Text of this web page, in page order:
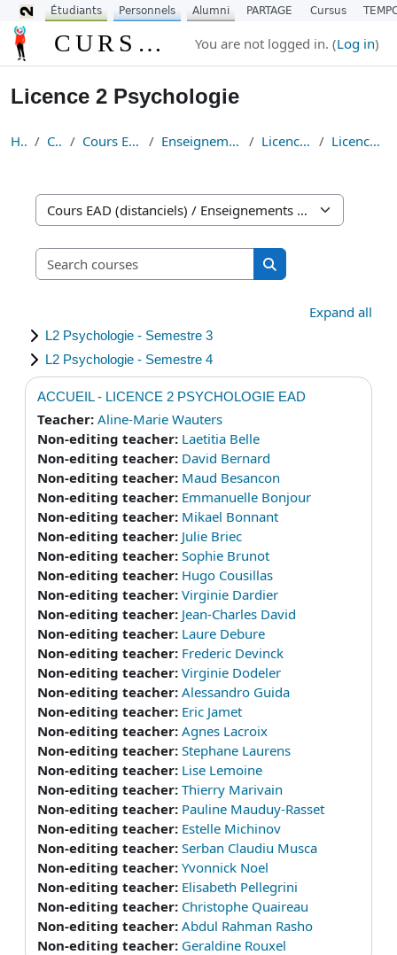
Skip to main content CURSUS You are not logged in. (Log in)
Licence 2 Psychologie
Home Courses Cours EAD (distanciels) Enseignements Fondamentaux Licence Psychologie Licence 2 Psychologie
Course categories
Search courses
Search courses
Expand all
L2 Psychologie - Semestre 3
L2 Psychologie - Semestre 4
ACCUEIL - LICENCE 2 PSYCHOLOGIE EAD
Teacher: Aline-Marie Wauters
Non-editing teacher: Laetitia Belle
Non-editing teacher: David Bernard
Non-editing teacher: Maud Besancon
Non-editing teacher: Emmanuelle Bonjour
Non-editing teacher: Mikael Bonnant
Non-editing teacher: Julie Briec
Non-editing teacher: Sophie Brunot
Non-editing teacher: Hugo Cousillas
Non-editing teacher: Virginie Dardier
Non-editing teacher: Jean-Charles David
Non-editing teacher: Laure Debure
Non-editing teacher: Frederic Devinck
Non-editing teacher: Virginie Dodeler
Non-editing teacher: Alessandro Guida
Non-editing teacher: Eric Jamet
Non-editing teacher: Agnes Lacroix
Non-editing teacher: Stephane Laurens
Non-editing teacher: Lise Lemoine
Non-editing teacher: Thierry Marivain
Non-editing teacher: Pauline Mauduy-Rasset
Non-editing teacher: Estelle Michinov
Non-editing teacher: Serban Claudiu Musca
Non-editing teacher: Yvonnick Noel
Non-editing teacher: Elisabeth Pellegrini
Non-editing teacher: Christophe Quaireau
Non-editing teacher: Abdul Rahman Rasho
Non-editing teacher: Geraldine Rouxel
Étudiants Personnels Alumni PARTAGE Cursus